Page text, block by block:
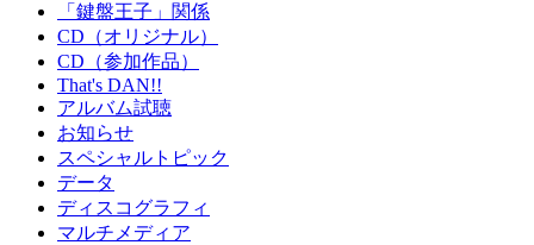
「鍵盤王子」関係
CD（オリジナル）
CD（参加作品）
That's DAN!!
アルバム試聴
お知らせ
スペシャルトピック
データ
ディスコグラフィ
マルチメディア